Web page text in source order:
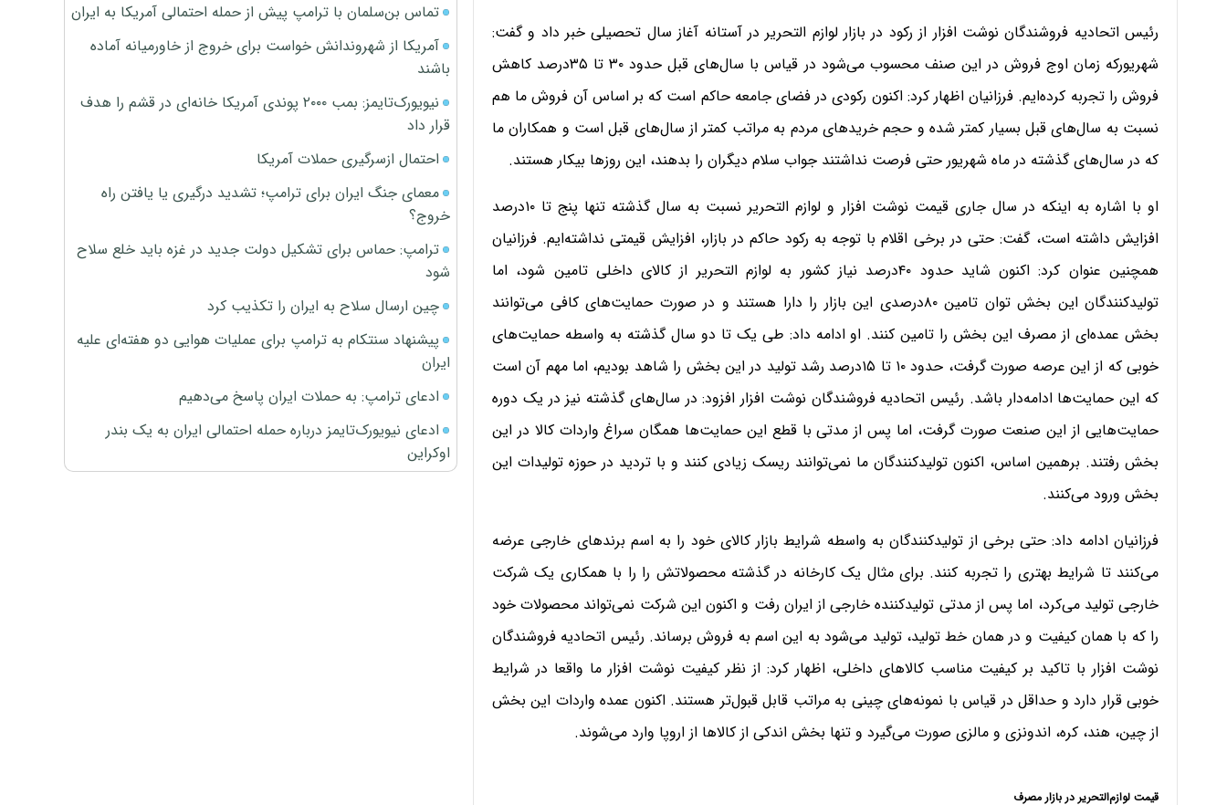
رئیس اتحادیه فروشندگان نوشت افزار از رکود در بازار لوازم التحریر در آستانه آغاز سال تحصیلی خبر داد و گفت:
شهریورکه زمان اوج فروش در این صنف محسوب می‌شود در قیاس با سال‌های قبل حدود ۳۰ تا ۳۵‌درصد کاهش
فروش را تجربه کرده‌ایم. فرزانیان اظهار کرد: اکنون رکودی در فضای جامعه حاکم است که بر اساس آن فروش ما هم
نسبت به سال‌های قبل بسیار کمتر شده و حجم خریدهای مردم به مراتب کمتر از سال‌های قبل است و همکاران ما
که در سال‌های گذشته در ماه شهریور حتی فرصت نداشتند جواب سلام دیگران را بدهند، این روزها بیکار هستند.
او با اشاره به اینکه در سال جاری قیمت نوشت افزار و لوازم التحریر نسبت به سال گذشته تنها پنج تا ۱۰‌درصد
افزایش داشته است، گفت: حتی در برخی اقلام با توجه به رکود حاکم در بازار، افزایش قیمتی نداشته‌ایم. فرزانیان
همچنین عنوان کرد: اکنون شاید حدود ۴۰‌درصد نیاز کشور به لوازم التحریر از کالای داخلی تامین شود، اما
تولید‌کنندگان این بخش توان تامین ۸۰‌درصدی این بازار را دارا هستند و در صورت حمایت‌های کافی می‌توانند
بخش عمده‌ای از مصرف این بخش را تامین کنند. او ادامه داد: طی یک تا دو سال گذشته به واسطه حمایت‌های
خوبی که از این عرصه صورت گرفت، حدود ۱۰ تا ۱۵‌درصد رشد تولید در این بخش را شاهد بودیم، اما مهم آن است
که این حمایت‌ها ادامه‌دار باشد. رئیس اتحادیه فروشندگان نوشت افزار افزود: در سال‌های گذشته نیز در یک دوره
حمایت‌هایی از این صنعت صورت گرفت، اما پس از مدتی با قطع این حمایت‌ها همگان سراغ واردات کالا در این
بخش رفتند. برهمین اساس، اکنون تولیدکنندگان ما نمی‌توانند ریسک زیادی کنند و با تردید در حوزه تولیدات این
بخش ورود می‌کنند.
فرزانیان ادامه داد: حتی برخی از تولیدکنندگان به واسطه شرایط بازار کالای خود را به اسم برندهای خارجی عرضه
می‌کنند تا شرایط بهتری را تجربه کنند. برای مثال یک کارخانه در گذشته محصولاتش را را با همکاری یک شرکت
خارجی تولید می‌کرد، اما پس از مدتی تولیدکننده خارجی از ایران رفت و اکنون این شرکت نمی‌تواند محصولات خود
را که با همان کیفیت و در همان خط تولید، تولید می‌شود به این اسم به فروش برساند. رئیس اتحادیه فروشندگان
نوشت افزار با تاکید بر کیفیت مناسب کالاهای داخلی، اظهار کرد: از نظر کیفیت نوشت افزار ما واقعا در شرایط
خوبی قرار دارد و حداقل در قیاس با نمونه‌های چینی به مراتب قابل قبول‌تر هستند. اکنون عمده واردات این بخش
از چین، هند، کره، اندونزی و مالزی صورت می‌گیرد و تنها بخش اندکی از کالاها از اروپا وارد می‌شوند.
قیمت‌ لوازم‌التحریر در بازار مصرف
تماس بن‌سلمان با ترامپ پیش از حمله احتمالی آمریکا به ایران
آمریکا از شهروندانش خواست برای خروج از خاورمیانه آماده
باشند
نیویورک‌تایمز: بمب ۲۰۰۰ پوندی آمریکا خانه‌ای در قشم را هدف
قرار داد
احتمال ازسرگیری حملات آمریکا
معمای جنگ ایران برای ترامپ؛ تشدید درگیری یا یافتن راه
خروج؟
ترامپ: حماس برای تشکیل دولت جدید در غزه باید خلع سلاح
شود
چین ارسال سلاح به ایران را تکذیب کرد
پیشنهاد سنتکام به ترامپ برای عملیات هوایی دو هفته‌ای علیه
ایران
ادعای ترامپ: به حملات ایران پاسخ می‌دهیم
ادعای نیویورک‌تایمز درباره حمله احتمالی ایران به یک بندر
اوکراین